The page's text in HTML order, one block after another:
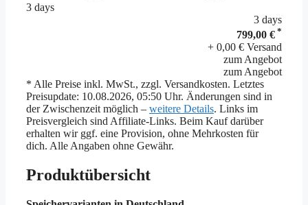
3 days
3 days
799,00 € *
+ 0,00 € Versand
zum Angebot
zum Angebot
* Alle Preise inkl. MwSt., zzgl. Versandkosten. Letztes
Preisupdate: 10.08.2026, 05:50 Uhr. Änderungen sind in
der Zwischenzeit möglich – weitere Details. Links im
Preisvergleich sind Affiliate-Links. Beim Kauf darüber
erhalten wir ggf. eine Provision, ohne Mehrkosten für
dich. Alle Angaben ohne Gewähr.
Produktübersicht